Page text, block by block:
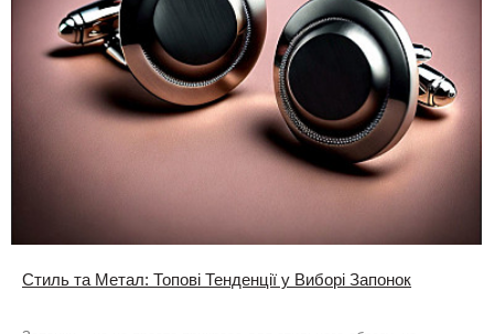
Стиль та Метал: Топові Тенденції у Виборі Запонок